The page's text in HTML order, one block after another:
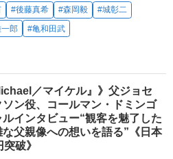
#後藤真希 #森岡毅
#城彰二
郎 #亀和田武
／マイケル』》父ジョセ
ソン役、コールマン・ドミンゴ
インタビュー“観客を魅了した
父親像への想いを語る”《日本
破》